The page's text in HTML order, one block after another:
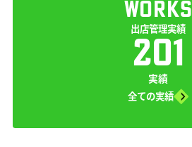
WORKS
出店管理実績
201
実績
全ての実績